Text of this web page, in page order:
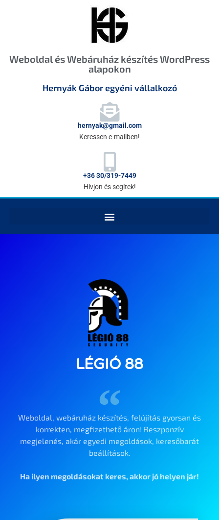
Weboldal és Webáruház készítés WordPress
alapokon
Hernyák Gábor egyéni vállalkozó
hernyak@gmail.com
Keressen e-mailben!
+36 30/319-7449
Hívjon és segítek!
LÉGIÓ 88
Weboldal, webáruház készítés, felújítás gyorsan és
korrekten, megfizethető áron! Reszponzív
megjelenés, akár egyedi megoldások, keresőbarát
beállítások.
Ha ilyen megoldásokat keres, akkor jó helyen jár!